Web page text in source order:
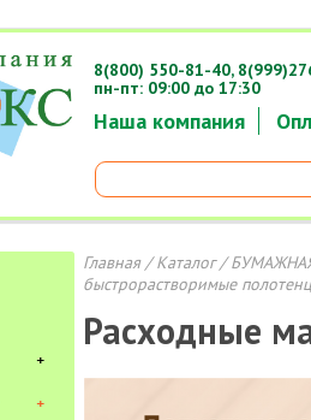
Наша компания
8(800) 550-81-40,
пн-пт: 09:00 до 17:30
Главная/Каталог/
быстрорастворимые
Расходные